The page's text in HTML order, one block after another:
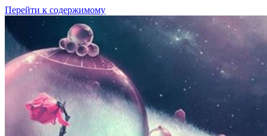
Перейти к содержимому